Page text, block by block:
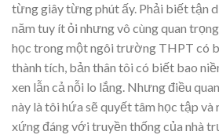
từng giây từng phút ấy. Phải biết tận
năm tuy ít ỏi nhưng vô cùng quan
học trong một ngôi trường THPT có
thành tích, bản thân tôi có biết bao
xen lẫn cả nỗi lo lắng. Nhưng điều
này là tôi hứa sẽ quyết tâm học tập và
xứng đáng với truyền thống của nhà